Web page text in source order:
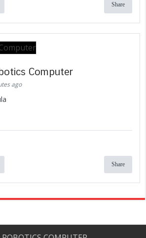
Share
Computer
ago
Share